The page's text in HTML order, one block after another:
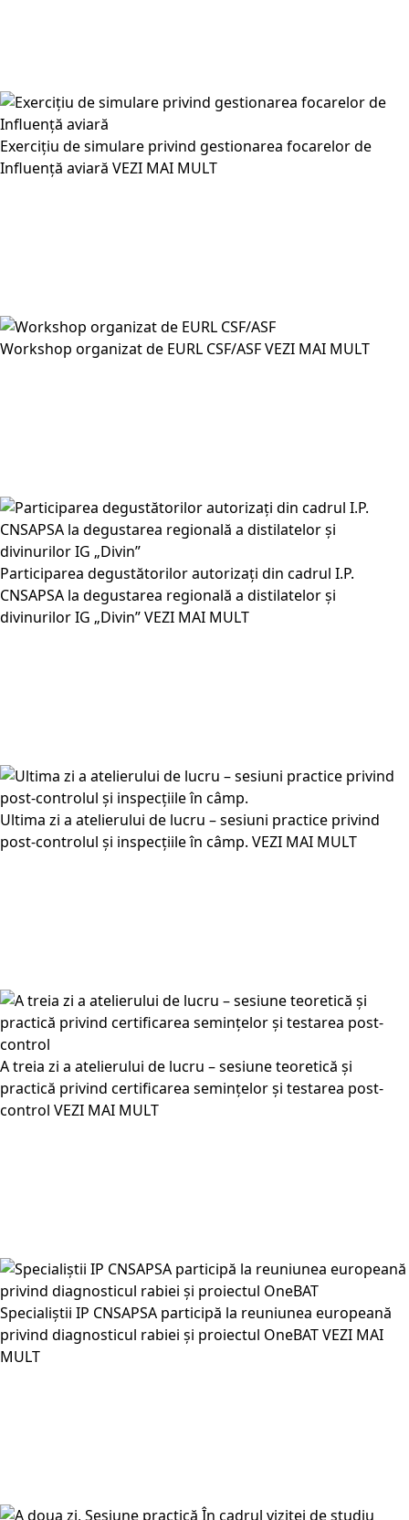
Exercițiu de simulare privind gestionarea focarelor de
Influență aviară VEZI MAI MULT
Workshop organizat de EURL CSF/ASFVEZI MAI MULT
Participarea degustătorilor autorizați din cadrul I.P.
CNSAPSA la degustarea regională a distilatelor și
divinurilor IG „Divin”VEZI MAI MULT
Ultima zi a atelierului de lucru – sesiuni practice privind
post-controlul și inspecțiile în câmp. VEZI MAI MULT
A treia zi a atelierului de lucru – sesiune teoretică și
practică privind certificarea semințelor și testarea post-
control VEZI MAI MULT
Specialiștii IP CNSAPSA participă la reuniunea europeană
privind diagnosticul rabiei și proiectul OneBATVEZI MAI
MULT